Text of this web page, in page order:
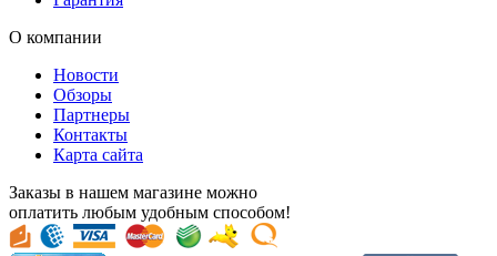
О компании
Новости
Обзоры
Партнеры
Контакты
Карта сайта
Заказы в нашем магазине можно
оплатить любым удобным способом!